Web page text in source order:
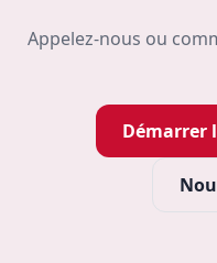
Appelez-nous ou
Démarrer